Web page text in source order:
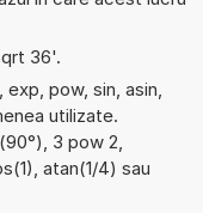
36'.
pow, sin, asin,
utilizate.
3 pow 2,
atan(1/4) sau